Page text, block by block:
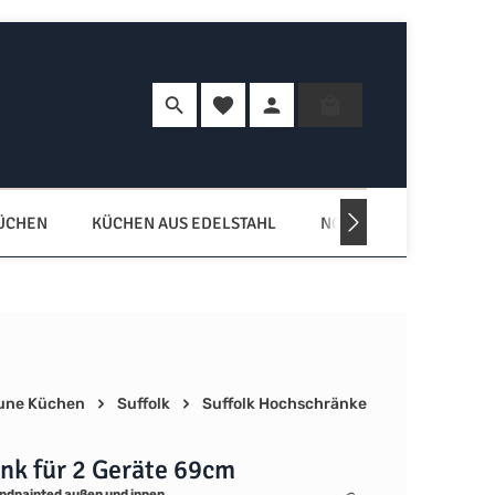
Du hast 0 Produkte auf dem Merkzettel
KÜCHEN AUS EDELSTAHL NORDISCHE KÜCHEN
Küchen Suffolk Suffolk Hochschränke
für 2 Geräte 69cm